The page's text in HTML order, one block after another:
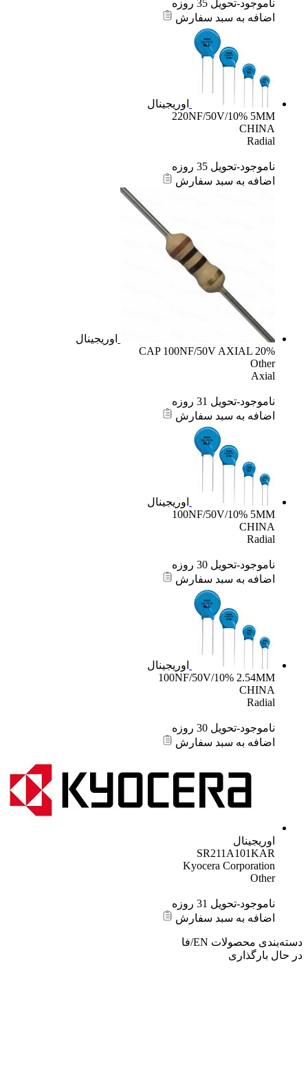
ناموجود-تحویل 35 روزه
اضافه به سبد سفارش
اوریجینال
220NF/50V/10% 5MM
CHINA
Radial
ناموجود-تحویل 35 روزه
اضافه به سبد سفارش
اوریجینال
CAP 100NF/50V AXIAL 20%
Other
Axial
ناموجود-تحویل 31 روزه
اضافه به سبد سفارش
اوریجینال
100NF/50V/10% 5MM
CHINA
Radial
ناموجود-تحویل 30 روزه
اضافه به سبد سفارش
اوریجینال
100NF/50V/10% 2.54MM
CHINA
Radial
ناموجود-تحویل 30 روزه
اضافه به سبد سفارش
اوریجینال
SR211A101KAR
Kyocera Corporation
Other
ناموجود-تحویل 31 روزه
اضافه به سبد سفارش
محصولاتEN/فا
حال بارگذاری